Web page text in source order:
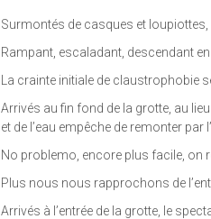
Surmontés de casques et
Rampant, escaladant, descendant
La crainte initiale de claustrophobie
Arrivés au fin fond de la grotte, au
et de l’eau empêche de remonter par
No problemo, encore plus facile, on
Plus nous nous rapprochons de
Arrivés à l’entrée de la grotte, le